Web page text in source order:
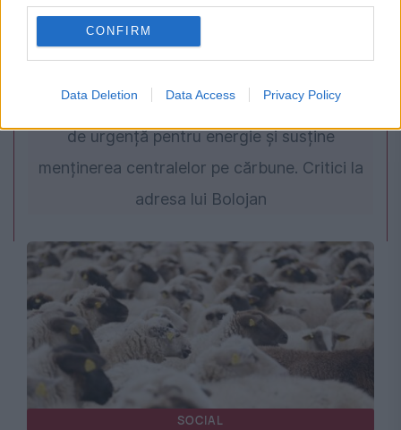
CONFIRM
Data Deletion Data Access Privacy Policy
PSD cere activarea mecanismului european
de urgență pentru energie și susține
menținerea centralelor pe cărbune. Critici la
adresa lui Bolojan
SOCIAL